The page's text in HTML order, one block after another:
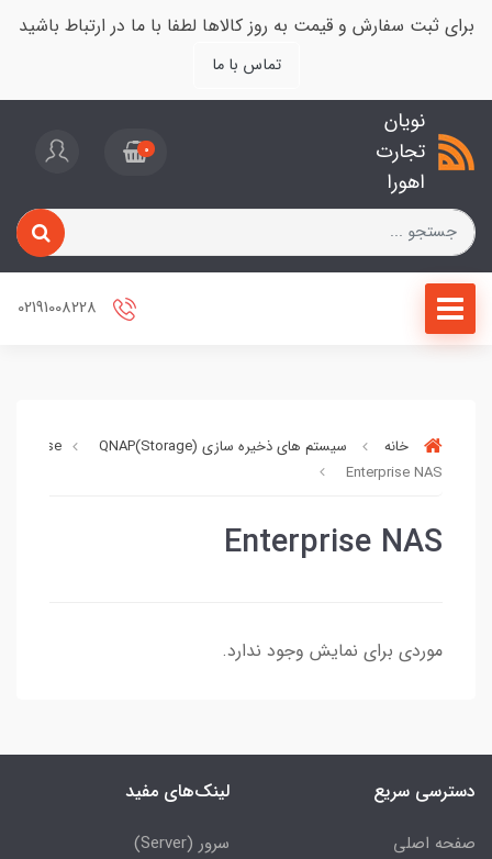
برای ثبت سفارش و قیمت به روز کالاها لطفا با ما در ارتباط باشید
تماس با ما
نویان
تجارت
اهورا
0
خانه سیستم های ذخیره سازی (Storage) QNAP
Enterprise NAS
Enterprise NAS
موردی برای نمایش وجود ندارد.
دسترسی سریع
صفحه اصلی
لینک‌های مفید
سرور (Server)